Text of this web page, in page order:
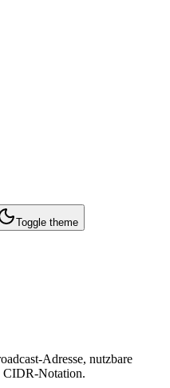
Toggle theme
Adresse, nutzbare
CIDR-Notation.